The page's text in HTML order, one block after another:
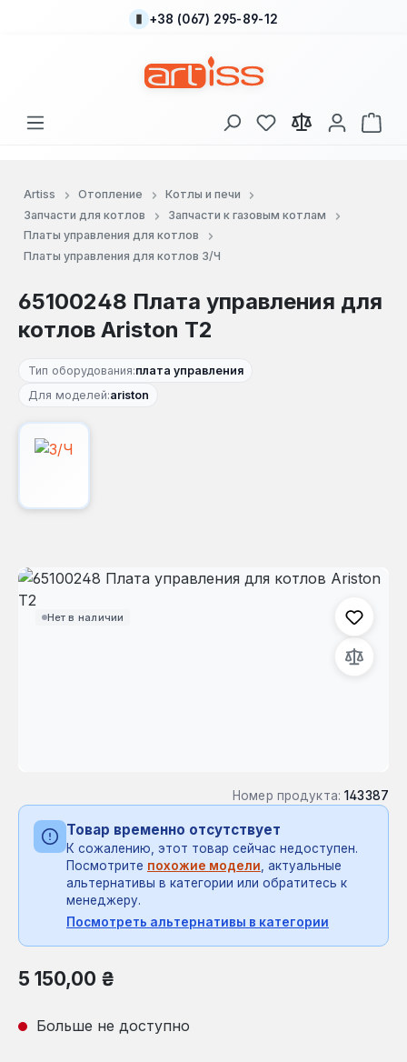
Перейти к основному содержанию
+38 (067) 295-89-12
У вас есть товары
В
Artiss Отопление
Котлы и печи
Запчасти для котлов
Запчасти к газовым котлам
Платы управления для котлов
Платы управления для котлов З/Ч
65100248 Плата управления для
котлов Ariston T2
Тип оборудования:плата управления
Для моделей:ariston
Нет в наличии
Пропустить галерею изображений
Номер продукта: 143387
Товар временно отсутствует
К сожалению, этот товар сейчас недоступен.
Посмотрите похожие модели , актуальные
альтернативы в категории или обратитесь к
менеджеру.
Посмотреть альтернативы в категории
Обычная цена:
5 150,00 ₴
Больше не доступно